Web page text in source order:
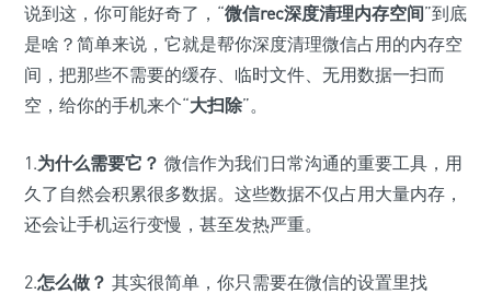
说到这，你可能好奇了，“微信rec深度清理内存空间”到底
是啥？简单来说，它就是帮你深度清理微信占用的内存空
间，把那些不需要的缓存、临时文件、无用数据一扫而
空，给你的手机来个“大扫除”。
1.为什么需要它？ 微信作为我们日常沟通的重要工具，用
久了自然会积累很多数据。这些数据不仅占用大量内存，
还会让手机运行变慢，甚至发热严重。
2.怎么做？ 其实很简单，你只需要在微信的设置里找